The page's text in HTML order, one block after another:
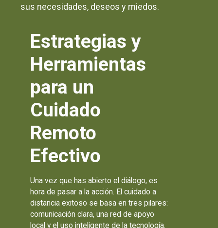
sus necesidades, deseos y miedos.
Estrategias y
Herramientas
para un
Cuidado
Remoto
Efectivo
Una vez que has abierto el diálogo, es
hora de pasar a la acción. El cuidado a
distancia exitoso se basa en tres pilares:
comunicación clara, una red de apoyo
local y el uso inteligente de la tecnología.